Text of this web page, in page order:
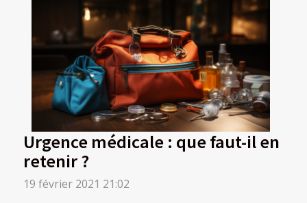
Urgence médicale : que faut-il en
retenir ?
19 février 2021 21:02